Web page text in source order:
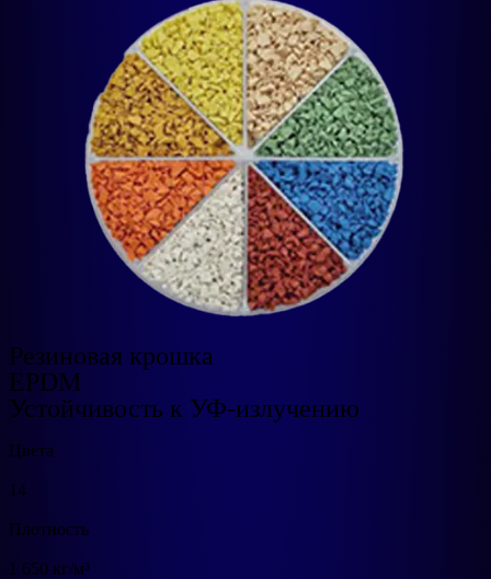
Резиновая крошка
EPDM
Устойчивость к УФ‑излучению
Цвета
14
Плотность
1 650 кг/м³